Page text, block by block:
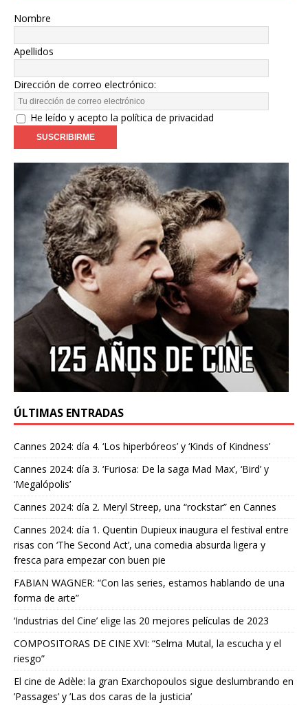
Nombre
Apellidos
Dirección de correo electrónico:
He leído y acepto la política de privacidad
ÚLTIMAS ENTRADAS
Cannes 2024: día 4. ‘Los hiperbóreos’ y ‘Kinds of Kindness’
Cannes 2024: día 3. ‘Furiosa: De la saga Mad Max’, ‘Bird’ y
‘Megalópolis’
Cannes 2024: día 2. Meryl Streep, una “rockstar” en Cannes
Cannes 2024: día 1. Quentin Dupieux inaugura el festival entre
risas con ‘The Second Act’, una comedia absurda ligera y
fresca para empezar con buen pie
FABIAN WAGNER: “Con las series, estamos hablando de una
forma de arte”
‘Industrias del Cine’ elige las 20 mejores películas de 2023
COMPOSITORAS DE CINE XVI: “Selma Mutal, la escucha y el
riesgo”
El cine de Adèle: la gran Exarchopoulos sigue deslumbrando en
’Passages’ y ’Las dos caras de la justicia’